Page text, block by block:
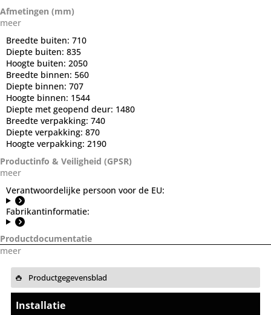
Afmetingen (mm)
meer
Breedte buiten: 710
Diepte buiten: 835
Hoogte buiten: 2050
Breedte binnen: 560
Diepte binnen: 707
Hoogte binnen: 1544
Diepte met geopend deur: 1480
Breedte verpakking: 740
Diepte verpakking: 870
Hoogte verpakking: 2190
Productinfo & Veiligheid (GPSR)
meer
Verantwoordelijke persoon voor de EU:
Fabrikantinformatie:
Productdocumentatie
meer
Productgegevensblad
Installatie